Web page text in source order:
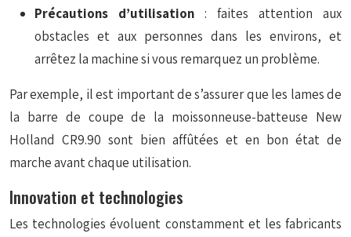
Précautions d’utilisation : faites attention aux
obstacles et aux personnes dans les environs, et
arrêtez la machine si vous remarquez un problème.
Par exemple, il est important de s’assurer que les lames de
la barre de coupe de la moissonneuse-batteuse New
Holland CR9.90 sont bien affûtées et en bon état de
marche avant chaque utilisation.
Innovation et technologies
Les technologies évoluent constamment et les fabricants